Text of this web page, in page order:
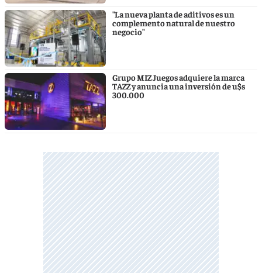
"La nueva planta de aditivos es un
complemento natural de nuestro
negocio"
Grupo MIZ Juegos adquiere la marca
TAZZ y anuncia una inversión de u$s
300.000